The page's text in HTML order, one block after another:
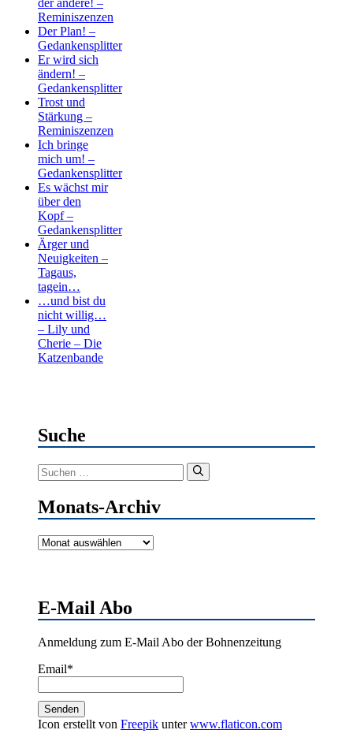
Reminiszenzen
Der Plan! –
Gedankensplitter
Er wird sich
ändern! –
Gedankensplitter
Trost und
Stärkung –
Reminiszenzen
Ich bringe
mich um! –
Gedankensplitter
Es wächst mir
über den
Kopf –
Gedankensplitter
Ärger und
Neuigkeiten –
Tagaus,
tagein…
…und bist du
nicht willig…
– Lily und
Cherie – Die
Katzenbande
Suche
Suchen
nach:
Monats-Archiv
Monats-
E-Mail Abo
Anmeldung zum E-Mail Abo der Bohnenzeitung
Email*
Icon erstellt von Freepik unterwww.flaticon.com